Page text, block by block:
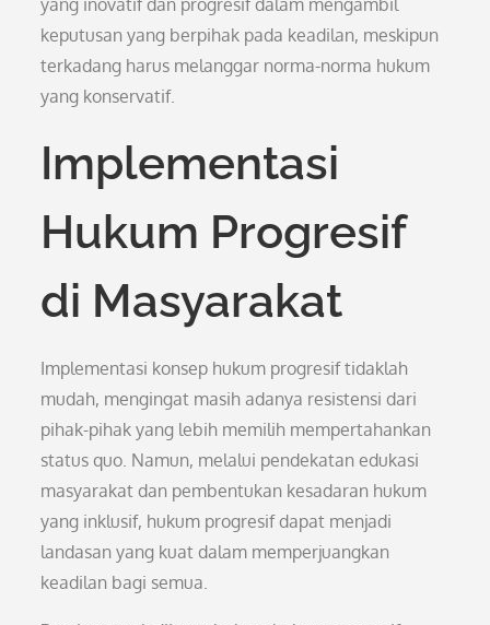
yang inovatif dan progresif dalam mengambil
keputusan yang berpihak pada keadilan, meskipun
terkadang harus melanggar norma-norma hukum
yang konservatif.
Implementasi
Hukum Progresif
di Masyarakat
Implementasi konsep hukum progresif tidaklah
mudah, mengingat masih adanya resistensi dari
pihak-pihak yang lebih memilih mempertahankan
status quo. Namun, melalui pendekatan edukasi
masyarakat dan pembentukan kesadaran hukum
yang inklusif, hukum progresif dapat menjadi
landasan yang kuat dalam memperjuangkan
keadilan bagi semua.